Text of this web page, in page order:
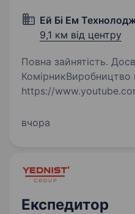
Ей Бі Ем
9,1 км від центру
Повна зайнятість.
КомірникВиробництво
https://
виробництво.
вчора
Експедитор